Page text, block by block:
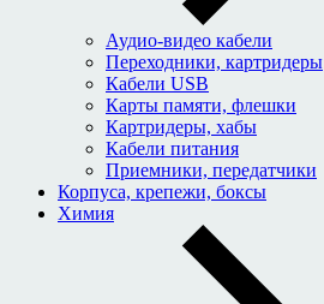
Аудио-видео кабели
Переходники, картридеры
Кабели USB
Карты памяти, флешки
Картридеры, хабы
Кабели питания
Приемники, передатчики
Корпуса, крепежи, боксы
Химия